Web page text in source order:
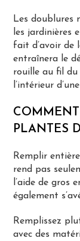
Les doublures
les jardinières
fait d’avoir de
entraînera le
rouille au fil du
l’intérieur
PLANTES
Remplir
rend pas
l’aide de gros
également
Remplissez
avec des